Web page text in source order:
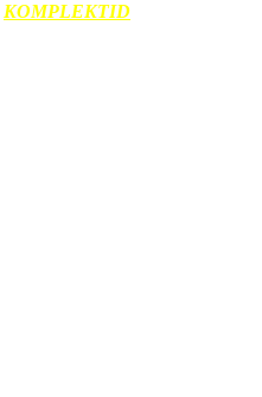
KOMPLEKTID